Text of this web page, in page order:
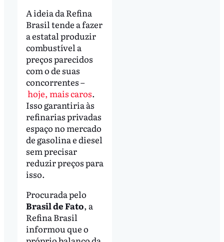
A ideia da Refina
Brasil tende a fazer
a estatal produzir
combustível a
preços parecidos
com o de suas
concorrentes –
hoje, mais caros.
Isso garantiria às
refinarias privadas
espaço no mercado
de gasolina e diesel
sem precisar
reduzir preços para
isso.
Procurada pelo
Brasil de Fato, a
Refina Brasil
informou que o